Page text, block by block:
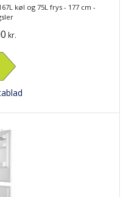
køl og 75L frys - 177 cm -
kr.